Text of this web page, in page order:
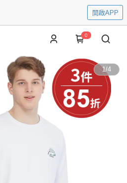
開啟APP
0
1/4